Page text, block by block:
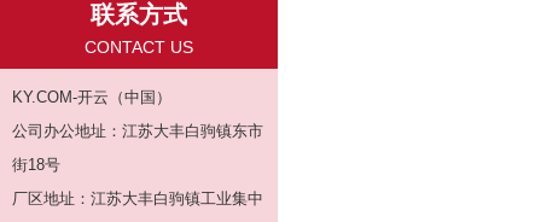
联系方式
CONTACT US
KY.COM-开云（中国）
公司办公地址：江苏大丰白驹镇东市
街18号
厂区地址：江苏大丰白驹镇工业集中